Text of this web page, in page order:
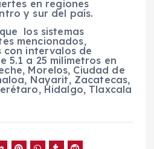
en regiones
y sur del país.
los sistemas
mencionados,
con intervalos de
5.1 a 25 milímetros en
Morelos, Ciudad de
Nayarit, Zacatecas,
Hidalgo, Tlaxcala